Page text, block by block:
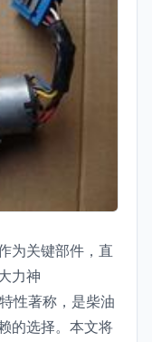
为关键部件，直
力神
性著称，是柴油
的选择。本文将